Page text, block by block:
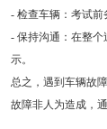
- 检查车辆：考试前
- 保持沟通：在整
示。
总之，遇到车辆故
故障非人为造成，